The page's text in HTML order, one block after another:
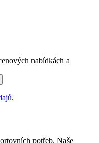
nabídkách a
.
potřeb. Naše